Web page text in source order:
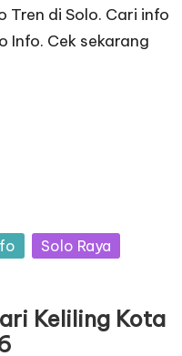
Tren di Solo. Cari info
Info. Cek sekarang
Solo Raya
Keliling Kota